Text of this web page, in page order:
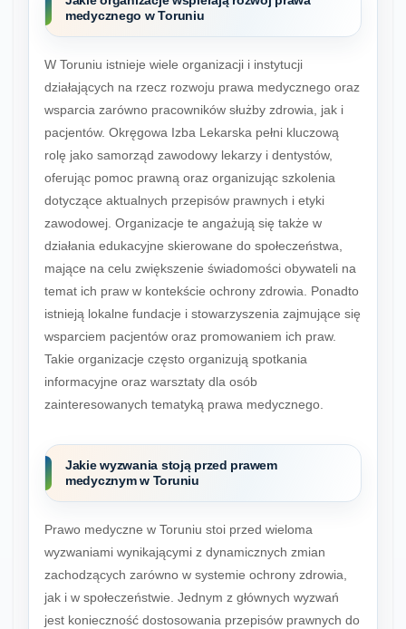
medycznego w Toruniu
W Toruniu istnieje wiele organizacji i instytucji
działających na rzecz rozwoju prawa medycznego oraz
wsparcia zarówno pracowników służby zdrowia, jak i
pacjentów. Okręgowa Izba Lekarska pełni kluczową
rolę jako samorząd zawodowy lekarzy i dentystów,
oferując pomoc prawną oraz organizując szkolenia
dotyczące aktualnych przepisów prawnych i etyki
zawodowej. Organizacje te angażują się także w
działania edukacyjne skierowane do społeczeństwa,
mające na celu zwiększenie świadomości obywateli na
temat ich praw w kontekście ochrony zdrowia. Ponadto
istnieją lokalne fundacje i stowarzyszenia zajmujące się
wsparciem pacjentów oraz promowaniem ich praw.
Takie organizacje często organizują spotkania
informacyjne oraz warsztaty dla osób
zainteresowanych tematyką prawa medycznego.
Jakie wyzwania stoją przed prawem
medycznym w Toruniu
Prawo medyczne w Toruniu stoi przed wieloma
wyzwaniami wynikającymi z dynamicznych zmian
zachodzących zarówno w systemie ochrony zdrowia,
jak i w społeczeństwie. Jednym z głównych wyzwań
jest konieczność dostosowania przepisów prawnych do